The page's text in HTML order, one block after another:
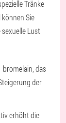
Tränke
Sie
Lust
bromelain, das
der
erhöht die